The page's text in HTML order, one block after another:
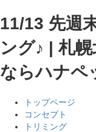
11/13 先週
ング♪ | 札
ならハナペ
トップページ
コンセプト
トリミング